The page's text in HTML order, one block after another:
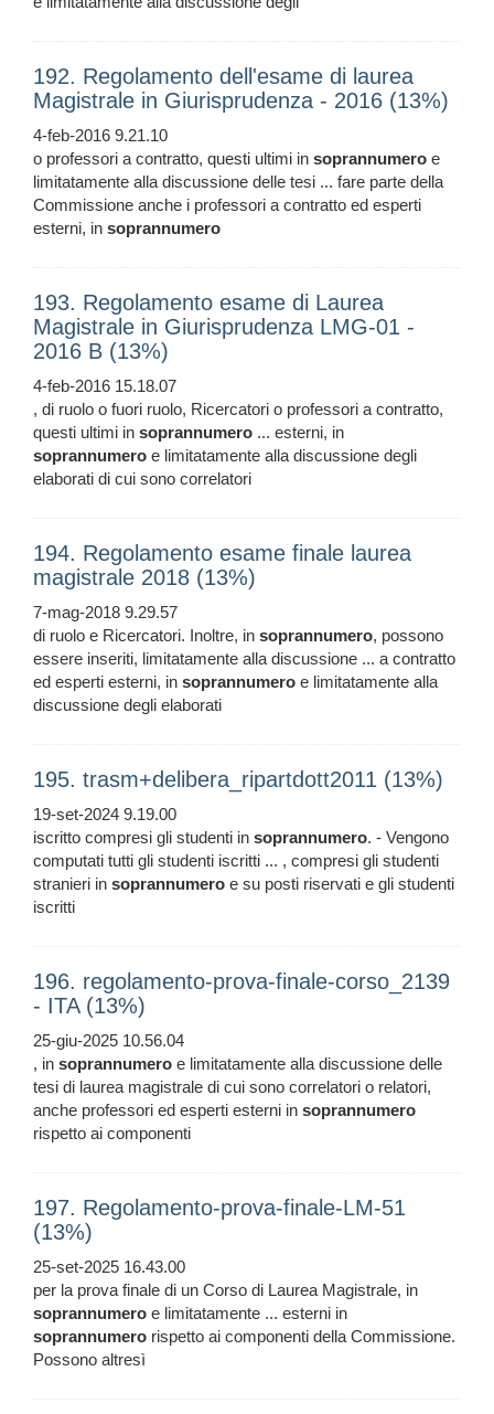
192. Regolamento dell'esame di laurea
Magistrale in Giurisprudenza - 2016 (13%)
4-feb-2016 9.21.10
o professori a contratto, questi ultimi in soprannumero e
limitatamente alla discussione delle tesi ... fare parte della
Commissione anche i professori a contratto ed esperti
esterni, in soprannumero
193. Regolamento esame di Laurea
Magistrale in Giurisprudenza LMG-01 -
2016 B (13%)
4-feb-2016 15.18.07
, di ruolo o fuori ruolo, Ricercatori o professori a contratto,
questi ultimi in soprannumero ... esterni, in
soprannumero e limitatamente alla discussione degli
elaborati di cui sono correlatori
194. Regolamento esame finale laurea
magistrale 2018 (13%)
7-mag-2018 9.29.57
di ruolo e Ricercatori. Inoltre, in soprannumero, possono
essere inseriti, limitatamente alla discussione ... a contratto
ed esperti esterni, in soprannumero e limitatamente alla
discussione degli elaborati
195. trasm+delibera_ripartdott2011 (13%)
19-set-2024 9.19.00
iscritto compresi gli studenti in soprannumero. - Vengono
computati tutti gli studenti iscritti ... , compresi gli studenti
stranieri in soprannumero e su posti riservati e gli studenti
iscritti
196. regolamento-prova-finale-corso_2139
- ITA (13%)
25-giu-2025 10.56.04
, in soprannumero e limitatamente alla discussione delle
tesi di laurea magistrale di cui sono correlatori o relatori,
anche professori ed esperti esterni in soprannumero
rispetto ai componenti
197. Regolamento-prova-finale-LM-51
(13%)
25-set-2025 16.43.00
per la prova finale di un Corso di Laurea Magistrale, in
soprannumero e limitatamente ... esterni in
soprannumero rispetto ai componenti della Commissione.
Possono altresì